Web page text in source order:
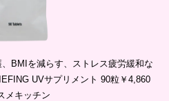
BMIを減らす、ストレス疲労緩和な
UVサプリメント 90粒￥4,860
メキッチン